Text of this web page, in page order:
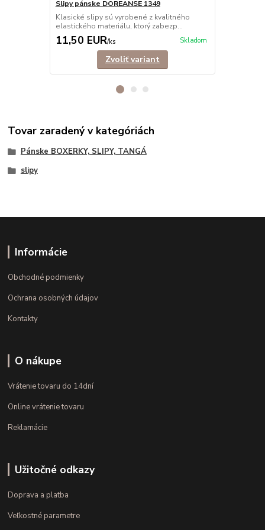
Slipy pánske DOREANSE 1349
Klasické slipy sú vyrobené z kvalitného
elastického materiálu, ktorý zabezp...
11,50 EUR/ks Skladom
Zvoliť variant
Tovar zaradený v kategóriách
Pánske BOXERKY, SLIPY, TANGÁ
slipy
Informácie
Obchodné podmienky
Ochrana osobných údajov
Kontakty
O nákupe
Vrátenie tovaru do 14dní
Online vrátenie tovaru
Reklamácie
Užitočné odkazy
Doprava a platba
Veľkostné parametre